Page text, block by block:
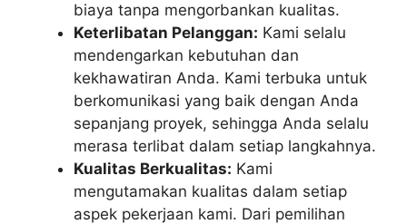
biaya tanpa mengorbankan kualitas.
Keterlibatan Pelanggan: Kami selalu
mendengarkan kebutuhan dan
kekhawatiran Anda. Kami terbuka untuk
berkomunikasi yang baik dengan Anda
sepanjang proyek, sehingga Anda selalu
merasa terlibat dalam setiap langkahnya.
Kualitas Berkualitas: Kami
mengutamakan kualitas dalam setiap
aspek pekerjaan kami. Dari pemilihan